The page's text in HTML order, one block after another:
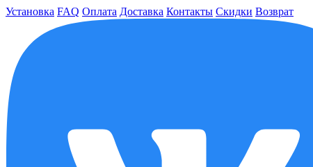
Установка FAQ Оплата Доставка Контакты Скидки Возврат